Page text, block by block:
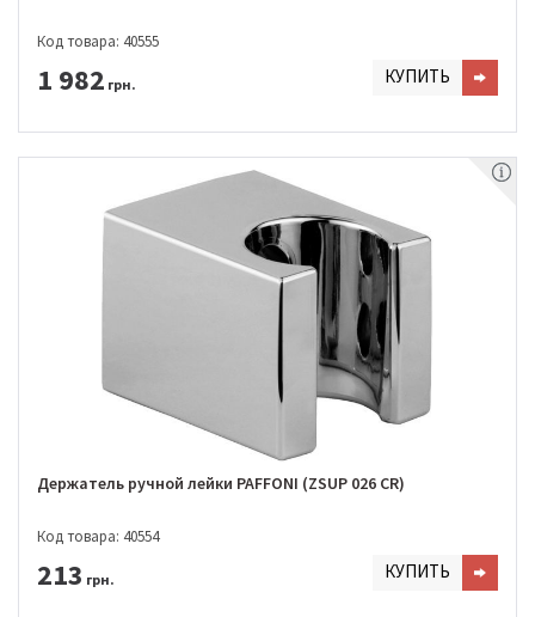
Код товара: 40555
1 982 грн. КУПИТЬ
Держатель ручной лейки PAFFONI (ZSUP 026 CR)
Код товара: 40554
213 грн. КУПИТЬ